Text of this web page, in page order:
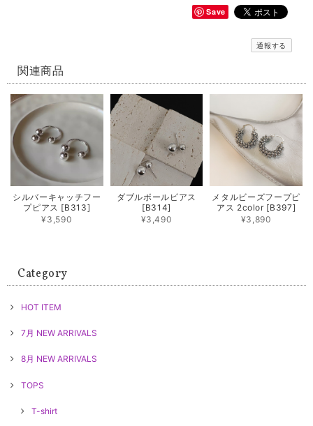
Save
通報する
関連商品
シルバーキャッチフー
プピアス [B313]
¥3,590
ダブルボールピアス
[B314]
¥3,490
メタルビーズフープピ
アス 2color [B397]
¥3,890
Category
HOT ITEM
7月 NEW ARRIVALS
8月 NEW ARRIVALS
TOPS
T-shirt